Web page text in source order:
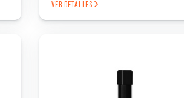
VER DETALLES